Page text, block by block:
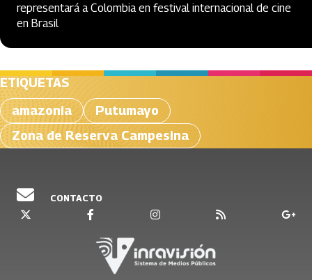
representará a Colombia en festival internacional de cine
en Brasil
ETIQUETAS
amazonia
Putumayo
Zona de Reserva Campesina
CONTACTO